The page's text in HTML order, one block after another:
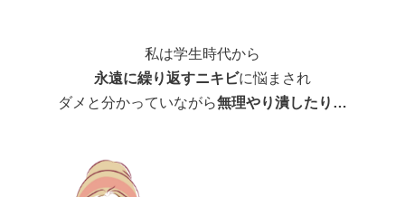
私は学生時代から
永遠に繰り返すニキビに悩まされ
ダメと分かっていながら無理やり潰したり…